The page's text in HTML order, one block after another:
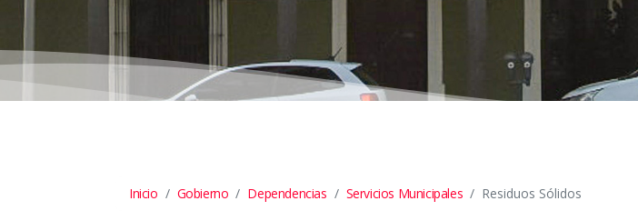
Inicio Gobierno Dependencias Servicios Municipales Residuos Sólidos